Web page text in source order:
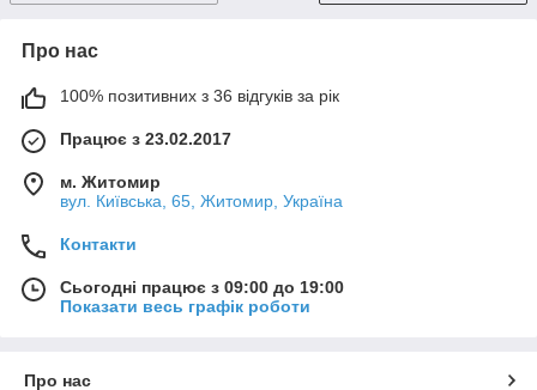
Про нас
100% позитивних з 36 відгуків за рік
Працює з 23.02.2017
м. Житомир
вул. Київська, 65, Житомир, Україна
Контакти
Сьогодні працює з 09:00 до 19:00
Показати весь графік роботи
Про нас